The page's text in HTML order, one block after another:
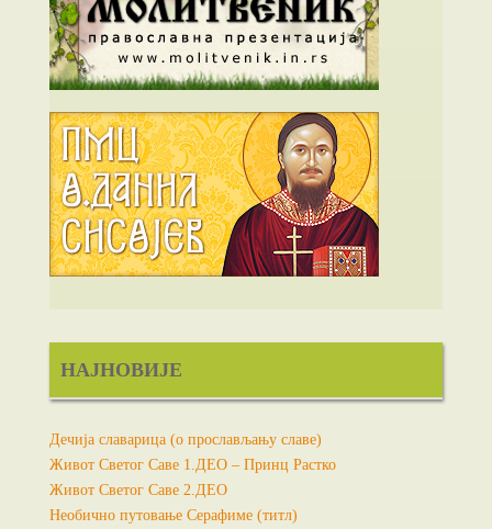
НАЈНОВИЈЕ
Дечија славарица (о прослављању славе)
Живот Светог Саве 1.ДЕО – Принц Растко
Живот Светог Саве 2.ДЕО
Необично путовање Серафиме (титл)